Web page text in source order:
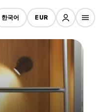
한국어 EUR